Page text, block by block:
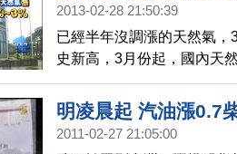
2013-02-28 21:50:39
已經半年沒調漲的天然氣
史新高，3月份起，國內天
每戶每月最多，將增加20
活壓力，真是越來越大。
明凌晨起 汽油漲0.7
2011-02-27 21:05:00